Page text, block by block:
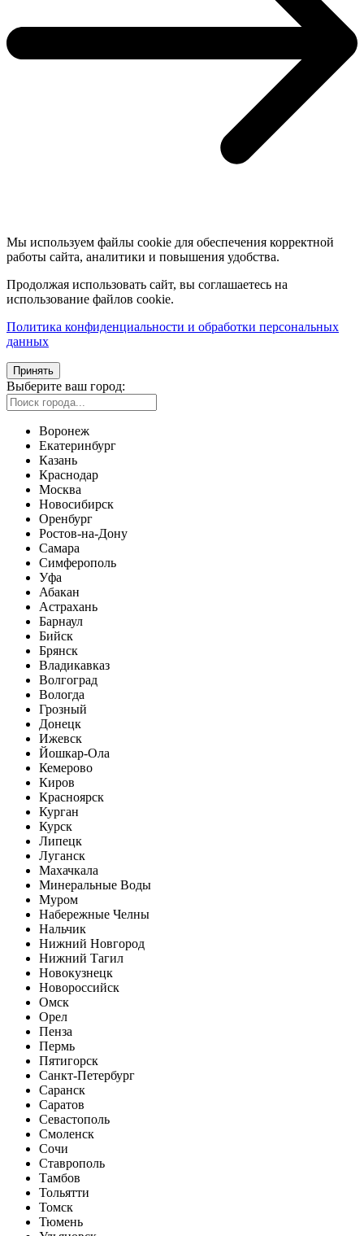
Мы используем файлы cookie для обеспечения корректной
работы сайта, аналитики и повышения удобства.
Продолжая использовать сайт, вы соглашаетесь на
использование файлов cookie.
Политика конфиденциальности и обработки персональных
данных
Принять
Выберите ваш город:
Воронеж
Екатеринбург
Казань
Краснодар
Москва
Новосибирск
Оренбург
Ростов-на-Дону
Самара
Симферополь
Уфа
Абакан
Астрахань
Барнаул
Бийск
Брянск
Владикавказ
Волгоград
Вологда
Грозный
Донецк
Ижевск
Йошкар-Ола
Кемерово
Киров
Красноярск
Курган
Курск
Липецк
Луганск
Махачкала
Минеральные Воды
Муром
Набережные Челны
Нальчик
Нижний Новгород
Нижний Тагил
Новокузнецк
Новороссийск
Омск
Орел
Пенза
Пермь
Пятигорск
Санкт-Петербург
Саранск
Саратов
Севастополь
Смоленск
Сочи
Ставрополь
Тамбов
Тольятти
Томск
Тюмень